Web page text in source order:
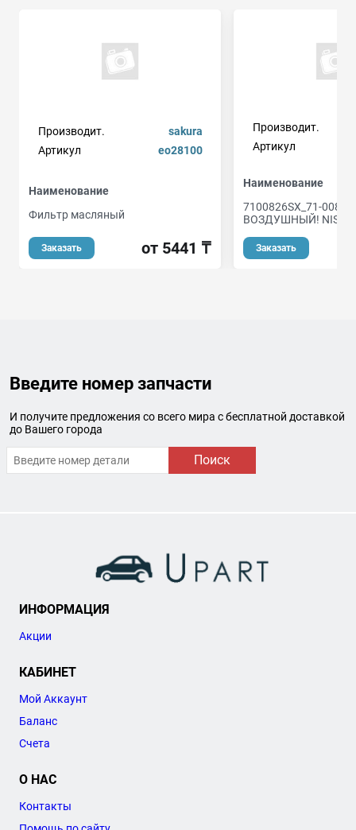
Производит.
sakura
Артикул
eo28100
Наименование
Фильтр масляный
Заказать от 5441 ₸
Производит.
Артикул
Наименование
7100826SX_71-
ВОЗДУШНЫЙ!
Заказать
Введите номер запчасти
И получите предложения со всего мира с бесплатной доставкой
до Вашего города
Поиск
ИНФОРМАЦИЯ
Акции
КАБИНЕТ
Мой Аккаунт
Баланс
Счета
О НАС
Контакты